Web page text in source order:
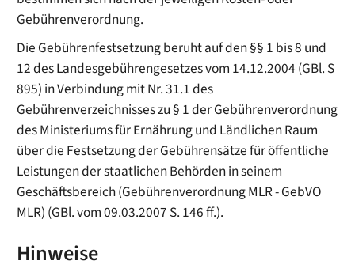
Gebührenverordnung.
Die Gebührenfestsetzung beruht auf den §§ 1 bis 8 und
12 des Landesgebührengesetzes vom 14.12.2004 (GBl. S
895) in Verbindung mit Nr. 31.1 des
Gebührenverzeichnisses zu § 1 der Gebührenverordnung
des Ministeriums für Ernährung und Ländlichen Raum
über die Festsetzung der Gebührensätze für öffentliche
Leistungen der staatlichen Behörden in seinem
Geschäftsbereich (Gebührenverordnung MLR - GebVO
MLR) (GBl. vom 09.03.2007 S. 146 ff.).
Hinweise